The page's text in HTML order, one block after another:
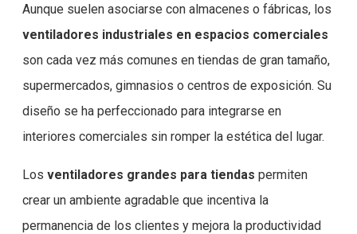
Aunque suelen asociarse con almacenes o fábricas, los
ventiladores industriales en espacios comerciales
son cada vez más comunes en tiendas de gran tamaño,
supermercados, gimnasios o centros de exposición. Su
diseño se ha perfeccionado para integrarse en
interiores comerciales sin romper la estética del lugar.
Los ventiladores grandes para tiendas permiten
crear un ambiente agradable que incentiva la
permanencia de los clientes y mejora la productividad